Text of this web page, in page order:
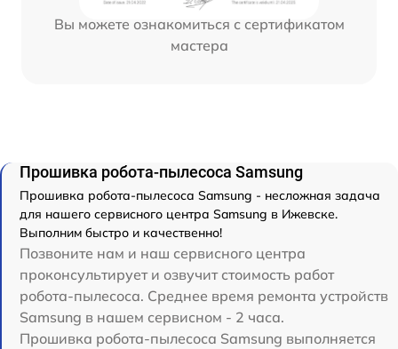
Вы можете ознакомиться с сертификатом
мастера
Прошивка робота-пылесоса Samsung
Прошивка робота-пылесоса Samsung - несложная задача
для нашего сервисного центра Samsung в Ижевске.
Выполним быстро и качественно!
Позвоните нам и наш сервисного центра
проконсультирует и озвучит стоимость работ
робота-пылесоса. Среднее время ремонта устройств
Samsung в нашем сервисном - 2 часа.
Прошивка робота-пылесоса Samsung выполняется